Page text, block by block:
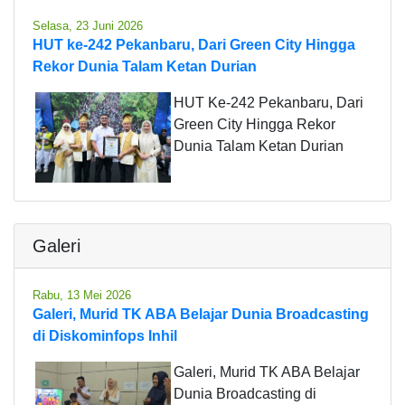
Selasa, 23 Juni 2026
HUT ke-242 Pekanbaru, Dari Green City Hingga
Rekor Dunia Talam Ketan Durian
HUT Ke-242 Pekanbaru, Dari
Green City Hingga Rekor
Dunia Talam Ketan Durian
Galeri
Rabu, 13 Mei 2026
Galeri, Murid TK ABA Belajar Dunia Broadcasting
di Diskominfops Inhil
Galeri, Murid TK ABA Belajar
Dunia Broadcasting di